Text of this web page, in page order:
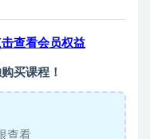
击查看会员权益
买课程！
查看